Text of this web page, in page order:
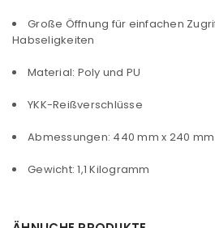
ANMELDEN
Benutzername oder E-Mail-
Große Öffnung für einfachen
Habseligkeiten
Material: Poly und PU
YKK-Reißverschlüsse
Abmessungen: 440 mm x 240 mm
Gewicht: 1,1 Kilogramm